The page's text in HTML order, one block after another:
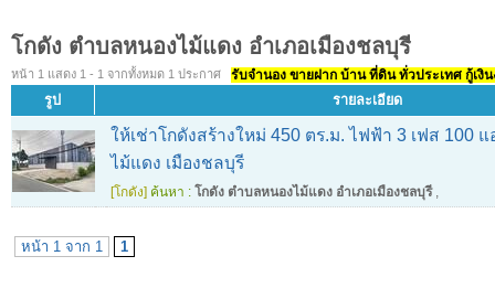
โกดัง ตำบลหนองไม้แดง อำเภอเมืองชลบุรี
หน้า 1 แสดง 1 - 1 จากทั้งหมด 1 ประกาศ รับจำนอง ขายฝาก บ้าน ที่ดิน ทั่วประเทศ กู้เงิ
รูป รายละเอียด
ให้เช่าโกดังสร้างใหม่ 450 ตร.ม. ไฟฟ้า 3 เฟส 100
ไม้แดง เมืองชลบุรี
[โกดัง] ค้นหา : โกดัง ตำบลหนองไม้แดง อำเภอเมืองชลบุรี,
หน้า 1 จาก 1 1